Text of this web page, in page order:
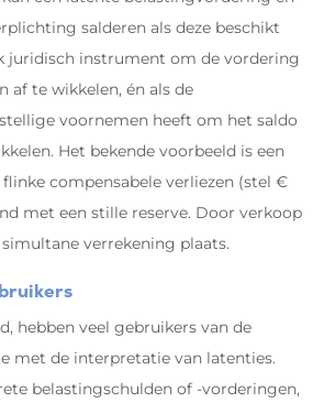
salderen als deze beschikt
juridisch instrument om de vordering
af te wikkelen, én als de
voornemen heeft om het saldo
Het bekende voorbeeld is een
compensabele verliezen (stel €
met een stille reserve. Door verkoop
verrekening plaats.
hebben veel gebruikers van de
met de interpretatie van latenties.
belastingschulden of -vorderingen,